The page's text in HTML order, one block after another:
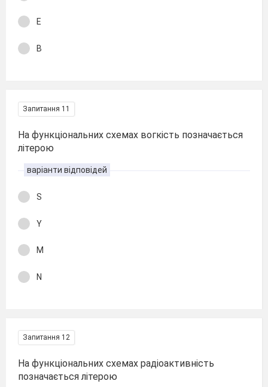
E
B
Запитання 11
На функціональних схемах вогкість позначається
літерою
варіанти відповідей
S
Y
M
N
Запитання 12
На функціональних схемах радіоактивність
позначається літерою